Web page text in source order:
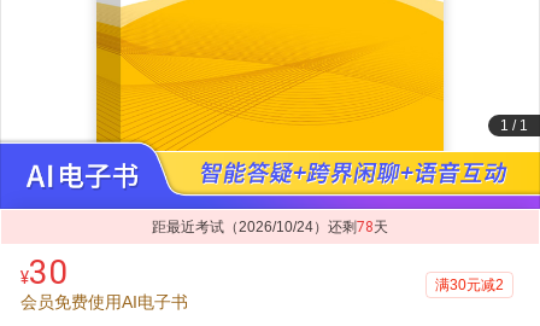
1 / 1
距最近考试（2026/10/24）还剩78天
¥30
会员免费使用AI电子书
满30元减2